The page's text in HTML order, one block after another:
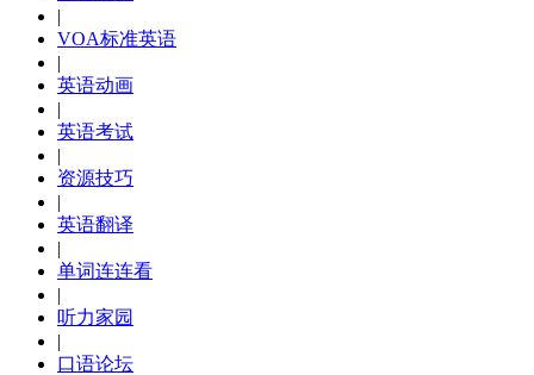
|
VOA标准英语
|
英语动画
|
英语考试
|
资源技巧
|
英语翻译
|
单词连连看
|
听力家园
|
口语论坛